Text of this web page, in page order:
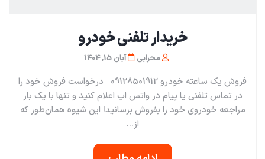
خریدار تلفنی خودرو
محرابی آبان 15, 1404
فروش یک ساعته خودرو 09128501912 درخواست فروش خود را
در تماس تلفنی یا پیام در واتس اپ اعلام کنید و تنها با یک بار
مراجعه خودروی خود را بفروش برسانید! این شیوه همان‌طور که
از...